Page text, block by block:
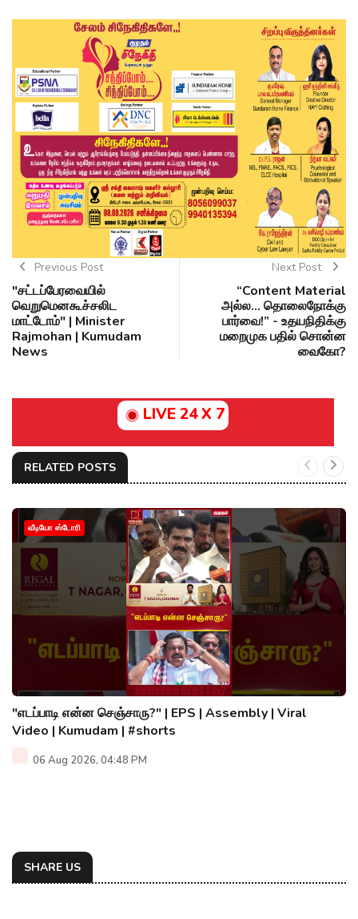
Previous Post
"சட்டப்பேரவையில்
வெறுமெனகூச்சலிட
மாட்டோம்" | Minister
Rajmohan | Kumudam
News
Next Post
“Content Material
அல்ல... தொலைநோக்கு
பார்வை!” - உதயநிதிக்கு
மறைமுக பதில் சொன்ன
வைகோ?
LIVE 24 X 7
RELATED POSTS
வீடியோ ஸ்டோரி
"எடப்பாடி என்ன செஞ்சாரு?" | EPS | Assembly | Viral
Video | Kumudam | #shorts
06 Aug 2026, 04:48 PM
SHARE US